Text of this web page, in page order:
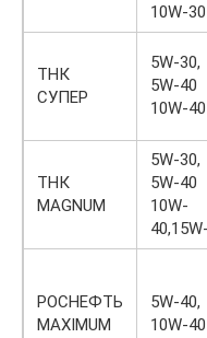
10W-30
ТНК
СУПЕР
5W-30,
5W-40
10W-40
ТНК
MAGNUM
5W-30,
5W-40
10W-
РОСНЕФТЬ
MAXIMUM
5W-40,
10W-40